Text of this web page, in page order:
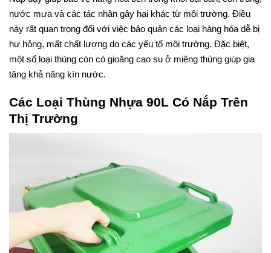
nước mưa và các tác nhân gây hại khác từ môi trường. Điều
này rất quan trọng đối với việc bảo quản các loại hàng hóa dễ bị
hư hỏng, mất chất lượng do các yếu tố môi trường. Đặc biệt,
một số loại thùng còn có gioăng cao su ở miệng thùng giúp gia
tăng khả năng kín nước.
Các Loại Thùng Nhựa 90L Có Nắp Trên
Thị Trường